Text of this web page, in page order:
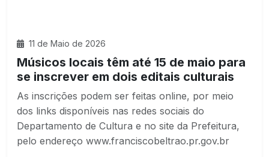
11 de Maio de 2026
Músicos locais têm até 15 de maio para
se inscrever em dois editais culturais
As inscrições podem ser feitas online, por meio
dos links disponíveis nas redes sociais do
Departamento de Cultura e no site da Prefeitura,
pelo endereço www.franciscobeltrao.pr.gov.br